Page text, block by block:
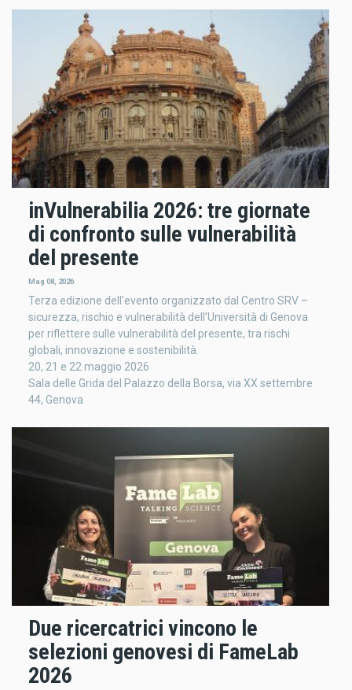
inVulnerabilia 2026: tre giornate
di confronto sulle vulnerabilità
del presente
Mag 08, 2026
Terza edizione dell'evento organizzato dal Centro SRV –
sicurezza, rischio e vulnerabilità dell’Università di Genova
per riflettere sulle vulnerabilità del presente, tra rischi
globali, innovazione e sostenibilità.
20, 21 e 22 maggio 2026
Sala delle Grida del Palazzo della Borsa, via XX settembre
44, Genova
Due ricercatrici vincono le
selezioni genovesi di FameLab
2026